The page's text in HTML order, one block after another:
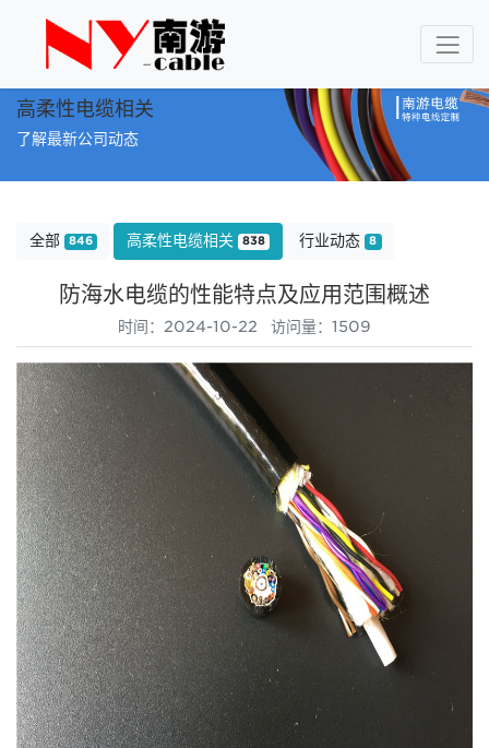
高柔性电缆相关
了解最新公司动态
全部 846 高柔性电缆相关 838 行业动态 8
防海水电缆的性能特点及应用范围概述
时间：2024-10-22 访问量：1509